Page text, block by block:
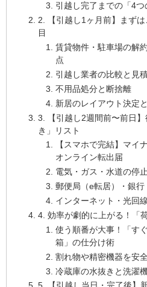
引越し完了までの「4
2. 【引越し1ヶ月前】まず
目
賃貸物件・駐車場の解
点
引越し業者の比較と見
不用品処分と断捨離
新居のレイアウト決定
3. 【引越し2週間前〜前日
き」リスト
【スマホで完結】マイ
オンライン転出届
電気・ガス・水道の停
郵便局（e転居）・銀
インターネット・光回
4. 効率が劇的に上がる！「
使う順番が大事！「す
箱」の仕分け術
割れ物や精密機器を安
冷蔵庫の水抜きと洗濯